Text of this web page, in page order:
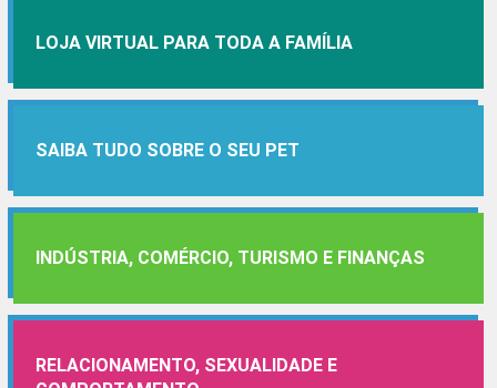
LOJA VIRTUAL PARA TODA A FAMÍLIA
SAIBA TUDO SOBRE O SEU PET
INDÚSTRIA, COMÉRCIO, TURISMO E FINANÇAS
RELACIONAMENTO, SEXUALIDADE E